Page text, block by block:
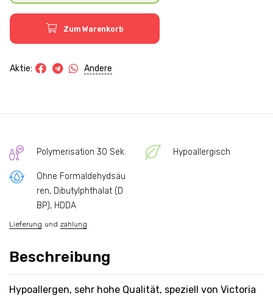
Zum Warenkorb
Aktie: Andere
Polymerisation 30 Sek. Hypoallergisch
Ohne Formaldehydsäu
ren, Dibutylphthalat (D
BP), HDDA
Lieferung und zahlung
Beschreibung
Hypoallergen, sehr hohe Qualität, speziell von Victoria